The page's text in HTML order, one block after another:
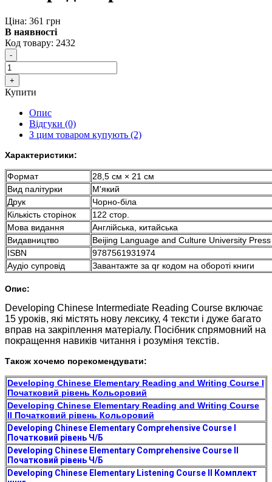
Ціна: 361 грн
В наявності
Код товару: 2432
Купити
Опис
Відгуки (0)
З цим товаром купують (2)
Характеристики:
Формат
28,5 см × 21 см
Вид палітурки
М'який
Друк
Чорно-біла
Кількість сторінок
122 стор.
Мова видання
Англійська, китайська
Видавництво
Beijing Language and Culture University Press
ISBN
9787561931974
Аудіо супровід
Завантажте за qr кодом на обороті книги
Опис:
Developing Chinese Intermediate Reading Course включає
15 уроків, які містять нову лексику, 4 тексти і дуже багато
вправ на закріплення матеріалу. Посібник спрямовний на
покращення навиків читання і розуміня текстів.
Також хочемо порекомендувати:
Developing Chinese Elementary Reading and Writing Course I
Початковий рівень Кольоровий
Developing Chinese Elementary Reading and Writing Course
II Початковий рівень Кольоровий
Developing Chinese Elementary Comprehensive Course I
Початковий рівень Ч/Б
Developing Chinese Elementary Comprehensive Course II
Початковий рівень Ч/Б
Developing Chinese Elementary Listening Course II Комплект